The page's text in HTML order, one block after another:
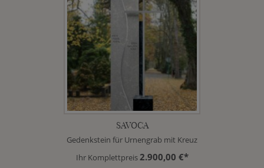
SAVOCA
Gedenkstein für Urnengrab mit Kreuz
Ihr Komplettpreis2.900,00 €*